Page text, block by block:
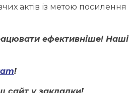
актів із метою посилення
ефективніше! Наші
!